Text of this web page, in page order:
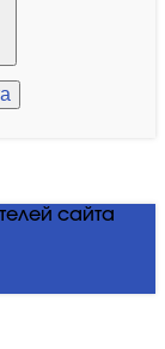
сайта